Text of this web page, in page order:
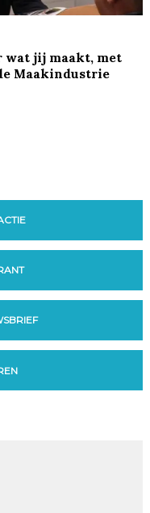
wat jij maakt, met
Maakindustrie